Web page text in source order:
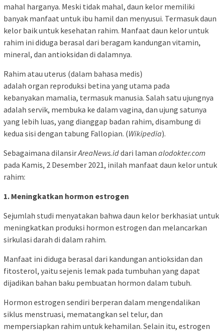
mahal harganya. Meski tidak mahal, daun kelor memiliki
banyak manfaat untuk ibu hamil dan menyusui. Termasuk daun
kelor baik untuk kesehatan rahim. Manfaat daun kelor untuk
rahim ini diduga berasal dari beragam kandungan vitamin,
mineral, dan antioksidan di dalamnya.
Rahim atau uterus (dalam bahasa medis)
adalah organ reproduksi betina yang utama pada
kebanyakan mamalia, termasuk manusia. Salah satu ujungnya
adalah servik, membuka ke dalam vagina, dan ujung satunya
yang lebih luas, yang dianggap badan rahim, disambung di
kedua sisi dengan tabung Fallopian. (Wikipedia).
Sebagaimana dilansirAreaNews.iddari laman alodokter.com
pada Kamis, 2 Desember 2021, inilah manfaat daun kelor untuk
rahim:
1. Meningkatkan hormon estrogen
Sejumlah studi menyatakan bahwa daun kelor berkhasiat untuk
meningkatkan produksi hormon estrogen dan melancarkan
sirkulasi darah di dalam rahim.
Manfaat ini diduga berasal dari kandungan antioksidan dan
fitosterol, yaitu sejenis lemak pada tumbuhan yang dapat
dijadikan bahan baku pembuatan hormon dalam tubuh.
Hormon estrogen sendiri berperan dalam mengendalikan
siklus menstruasi, mematangkan sel telur, dan
mempersiapkan rahim untuk kehamilan. Selain itu, estrogen